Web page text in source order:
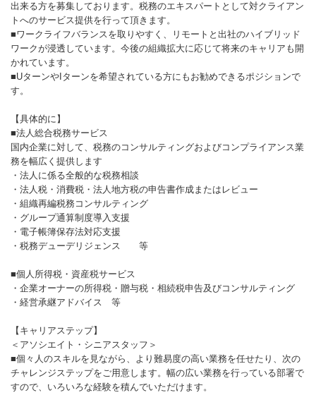
出来る方を募集しております。税務のエキスパートとして対クライアン
トへのサービス提供を行って頂きます。
■ワークライフバランスを取りやすく、リモートと出社のハイブリッド
ワークが浸透しています。今後の組織拡大に応じて将来のキャリアも開
かれています。
■UターンやIターンを希望されている方にもお勧めできるポジションで
す。
【具体的に】
■法人総合税務サービス
国内企業に対して、税務のコンサルティングおよびコンプライアンス業
務を幅広く提供します
・法人に係る全般的な税務相談
・法人税・消費税・法人地方税の申告書作成またはレビュー
・組織再編税務コンサルティング
・グループ通算制度導入支援
・電子帳簿保存法対応支援
・税務デューデリジェンス 等
■個人所得税・資産税サービス
・企業オーナーの所得税・贈与税・相続税申告及びコンサルティング
・経営承継アドバイス 等
【キャリアステップ】
＜アソシエイト・シニアスタッフ＞
■個々人のスキルを見ながら、より難易度の高い業務を任せたり、次の
チャレンジステップをご用意します。幅の広い業務を行っている部署で
すので、いろいろな経験を積んでいただけます。